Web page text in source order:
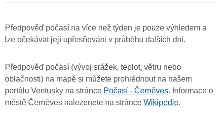
Předpověď počasí na více než týden je pouze výhledem a
lze očekávat její upřesňování v průběhu dalších dní.
Předpověď počasí (vývoj srážek, teplot, větru nebo
oblačnosti) na mapě si můžete prohlédnout na našem
portálu Ventusky na stránce Počasí - Černěves. Informace o
městě Černěves nalezenete na stránce Wikipedie.